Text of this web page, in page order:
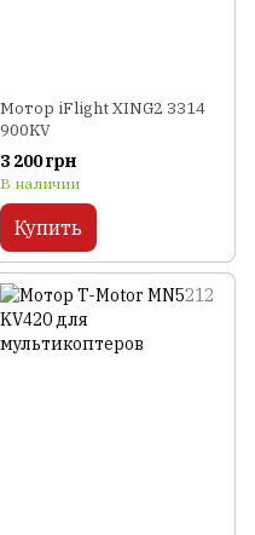
Мотор iFlight XING2 3314
900KV
3 200 грн
В наличии
Купить